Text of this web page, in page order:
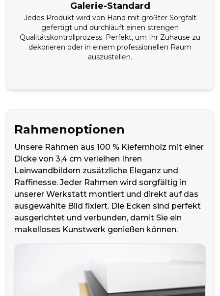
Galerie-Standard
Jedes Produkt wird von Hand mit größter Sorgfalt
gefertigt und durchläuft einen strengen
Qualitätskontrollprozess. Perfekt, um Ihr Zuhause zu
dekorieren oder in einem professionellen Raum
auszustellen.
Rahmenoptionen
Unsere Rahmen aus 100 % Kiefernholz mit einer
Dicke von 3,4 cm verleihen Ihren
Leinwandbildern zusätzliche Eleganz und
Raffinesse. Jeder Rahmen wird sorgfältig in
unserer Werkstatt montiert und direkt auf das
ausgewählte Bild fixiert. Die Ecken sind perfekt
ausgerichtet und verbunden, damit Sie ein
makelloses Kunstwerk genießen können.